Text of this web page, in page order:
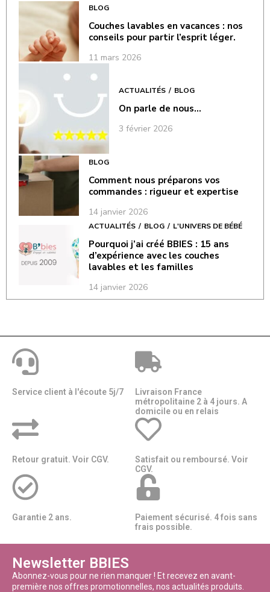
BLOG
Couches lavables en vacances : nos
conseils pour partir l’esprit léger.
11 mars 2026
ACTUALITÉS BLOG
On parle de nous…
3 février 2026
BLOG
Comment nous préparons vos
commandes : rigueur et expertise
14 janvier 2026
ACTUALITÉS BLOG L'UNIVERS DE BÉBÉ
Pourquoi j’ai créé BBIES : 15 ans
d’expérience avec les couches
lavables et les familles
14 janvier 2026
Service client à l'écoute 5j/7
Livraison France
métropolitaine 2 à 4 jours. A
domicile ou en relais​​
Retour gratuit. Voir CGV.
Satisfait ou remboursé. Voir
CGV.
Garantie 2 ans.
Paiement sécurisé. 4 fois sans
frais possible.
Newsletter BBIES
Abonnez-vous pour ne rien manquer ! Et recevez en avant-
première nos offres promotionnelles, nos actualités produits.